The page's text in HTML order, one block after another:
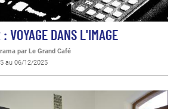
VOYAGE DANS L'IMAGE
par Le Grand Café
au 06/12/2025